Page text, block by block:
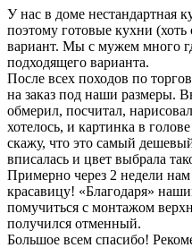
У нас в доме нестандартная
поэтому готовые кухни
вариант. Мы с мужем много
подходящего варианта.
После всех походов по
на заказ под наши размеры.
обмерил, посчитал,
хотелось, и картинка в
скажу, что это самый
вписалась и цвет выбрала
Примерно через 2 недели
красавицу! «Благодаря»
помучиться с монтажом
получился отменный.
Большое всем спасибо!